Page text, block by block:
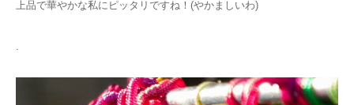
上品で華やかな私にピッタリですね！(やかましいわ)